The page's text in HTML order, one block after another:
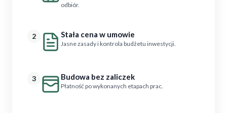
odbiór.
2 Stała cena w umowie
Jasne zasady i kontrola budżetu inwestycji.
3 Budowa bez zaliczek
Płatność po wykonanych etapach prac.